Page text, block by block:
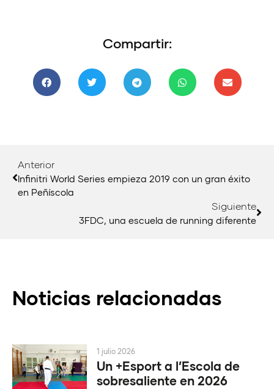
Compartir:
Anterior
Infinitri World Series empieza 2019 con un gran éxito
en Peñíscola
Siguiente
3FDC, una escuela de running diferente
Noticias relacionadas
Un +Esport a l’Escola de
sobresaliente en 2026
1 julio 2026